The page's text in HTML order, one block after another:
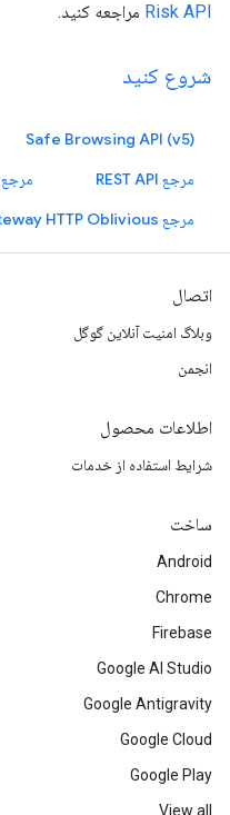
Risk API مراجعه کنید.
شروع کنید
Safe Browsing API (v5)
مرجع REST API
مرجع RPC API
اتصال
وبلاگ امنیت آنلاین گوگل
انجمن
اطلاعات محصول
شرایط استفاده از خدمات
ساخت
Android
Chrome
Firebase
Google AI Studio
Google Antigravity
Google Cloud
Google Play
View all